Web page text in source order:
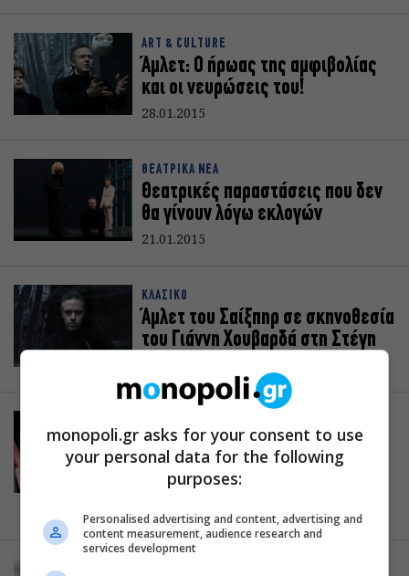
ART & CULTURE
Άμλετ: Ο ήρωας της αμφιβολίας
και οι νευρώσεις του!
28.01.2015
ΘΕΑΤΡΙΚΑ ΝΕΑ
Θεατρικές παραστάσεις που δεν
θα γίνουν λόγω εκλογών
21.01.2015
ΚΛΑΣΙΚΟ
Άμλετ του Σαίξπηρ σε σκηνοθεσία
του Γιάννη Χουβαρδά στη Στέγη
Ο Ρόζενκραντζ και ο
Γκίλντενστερν είναι νεκροί στο
Θέατρο Επί Κολωνώ
05.12.2014
monopoli.gr asks for your consent to use
your personal data for the following
purposes:
Personalised advertising and content, advertising and
content measurement, audience research and
services development